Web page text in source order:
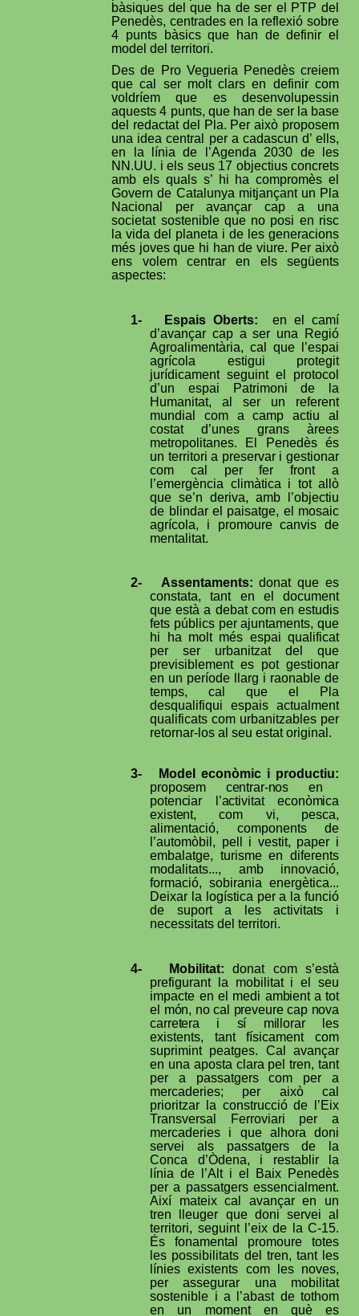
bàsiques del que ha de ser el PTP del
Penedès, centrades en la reflexió sobre
4 punts bàsics que han de definir el
model del territori.
Des de Pro Vegueria Penedès creiem
que cal ser molt clars en definir com
voldríem que es desenvolupessin
aquests 4 punts, que han de ser la base
del redactat del Pla. Per això proposem
una idea central per a cadascun d’ ells,
en la línia de l’Agenda 2030 de les
NN.UU. i els seus 17 objectius concrets
amb els quals s’ hi ha compromès el
Govern de Catalunya mitjançant un Pla
Nacional per avançar cap a una
societat sostenible que no posi en risc
la vida del planeta i de les generacions
més joves que hi han de viure. Per això
ens volem centrar en els següents
aspectes:
1- Espais Oberts:
en el camí
d’avançar cap a ser una Regió
Agroalimentària, cal que l’espai
agrícola estigui protegit
jurídicament seguint el protocol
d’un espai Patrimoni de la
Humanitat, al ser un referent
mundial com a camp actiu al
costat d’unes grans àrees
metropolitanes. El Penedès és
un territori a preservar i gestionar
com cal per fer front a
l’emergència climàtica i tot allò
que se’n deriva, amb l’objectiu
de blindar el paisatge, el mosaic
agrícola, i promoure canvis de
mentalitat.
2- Assentaments: donat que es
constata, tant en el document
que està a debat com en estudis
fets públics per ajuntaments, que
hi ha molt més espai qualificat
per ser urbanitzat del que
previsiblement es pot gestionar
en un període llarg i raonable de
temps, cal que el Pla
desqualifiqui espais actualment
qualificats com urbanitzables per
retornar-los al seu estat original.
3- Model econòmic i productiu:
proposem centrar-nos en
potenciar l’activitat econòmica
existent,com vi, pesca,
alimentació, components de
l’automòbil, pell i vestit, paper i
embalatge, turisme en diferents
modalitats..., amb innovació,
formació, sobirania energètica...
Deixar la logística per a la funció
de suport a les activitats i
necessitats del territori.
4- Mobilitat: donat com s’està
prefigurant la mobilitat i el seu
impacte en el medi ambient a tot
el món, no cal preveure cap nova
carretera i sí millorar
les
existents, tant físicament com
suprimint peatges. Cal avançar
en una aposta clara pel tren, tant
per a passatgers com per a
mercaderies; per això cal
prioritzar la construcció de l’Eix
Transversal Ferroviari per a
mercaderies i que alhora doni
servei als passatgers de la
Conca d’Òdena, i restablir la
línia de l’Alt i el Baix Penedès
per a passatgers essencialment.
Així mateix cal avançar en un
tren lleuger que doni servei al
territori, seguint l’eix de la C-15.
És fonamental promoure totes
les possibilitats del tren, tant les
línies existents com les noves,
per assegurar una mobilitat
sostenible i a l’abast de tothom
en un moment en què es